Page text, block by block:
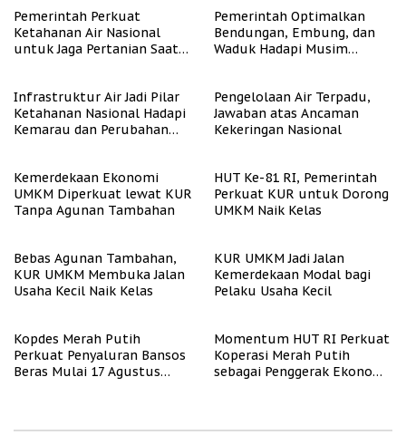
Pemerintah Perkuat
Ketahanan Air Nasional
untuk Jaga Pertanian Saat
Pemerintah Optimalkan
Bendungan, Embung, dan
Waduk Hadapi Musim
Infrastruktur Air Jadi Pilar
Ketahanan Nasional Hadapi
Kemarau dan Perubahan
Pengelolaan Air Terpadu,
Jawaban atas Ancaman
Kekeringan Nasional
Kemerdekaan Ekonomi
UMKM Diperkuat lewat KUR
Tanpa Agunan Tambahan
HUT Ke-81 RI, Pemerintah
Perkuat KUR untuk Dorong
UMKM Naik Kelas
Bebas Agunan Tambahan,
KUR UMKM Membuka Jalan
Usaha Kecil Naik Kelas
KUR UMKM Jadi Jalan
Kemerdekaan Modal bagi
Pelaku Usaha Kecil
Kopdes Merah Putih
Perkuat Penyaluran Bansos
Beras Mulai 17 Agustus
Momentum HUT RI Perkuat
Koperasi Merah Putih
sebagai Penggerak Ekonomi